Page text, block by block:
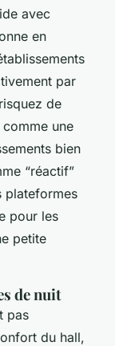
avec
en
par
de
une
bien
“réactif”
plateformes
pour les
petite
de nuit
pas
du hall,